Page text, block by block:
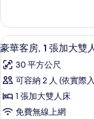
(Hearing)
的
所
有
相
片
(Hearing)
的
詳
情
特
大
雙
人
床,
無
障
客
房,
1
特
大
人
床,
顯
示
豪
華
客
4
豪華客房, 1 張加大雙
30 平方公尺
可容納 2 人 (依實際
1 張加大雙人床
免費無線上網